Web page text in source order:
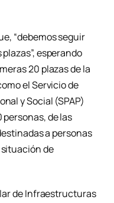
“debemos seguir
esperando
20 plazas de la
el Servicio de
y Social (SPAP)
de las
a personas
de
de Infraestructuras